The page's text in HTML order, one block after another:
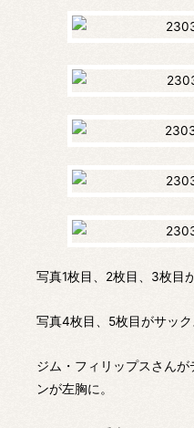
写真1枚目、2枚目、3枚目
写真4枚目、5枚目がサック
ジム・フィリップスさん
ンが左胸に。